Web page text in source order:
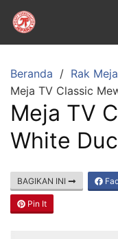
Beranda
Rak
Meja TV Classic
Meja TV
White
BAGIKAN INI
Pin It